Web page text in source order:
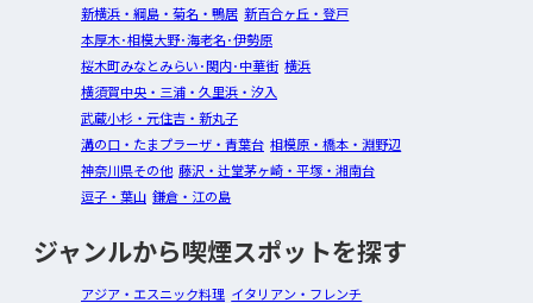
新横浜・綱島・菊名・鴨居 新百合ヶ丘・登戸
本厚木･相模大野･海老名･伊勢原
桜木町みなとみらい･関内･中華街 横浜
横須賀中央・三浦・久里浜・汐入
武蔵小杉・元住吉・新丸子
溝の口・たまプラーザ・青葉台 相模原・橋本・淵野辺
神奈川県その他 藤沢・辻堂茅ヶ崎・平塚・湘南台
逗子・葉山 鎌倉・江の島
ジャンルから喫煙スポットを探す
アジア・エスニック料理 イタリアン・フレンチ